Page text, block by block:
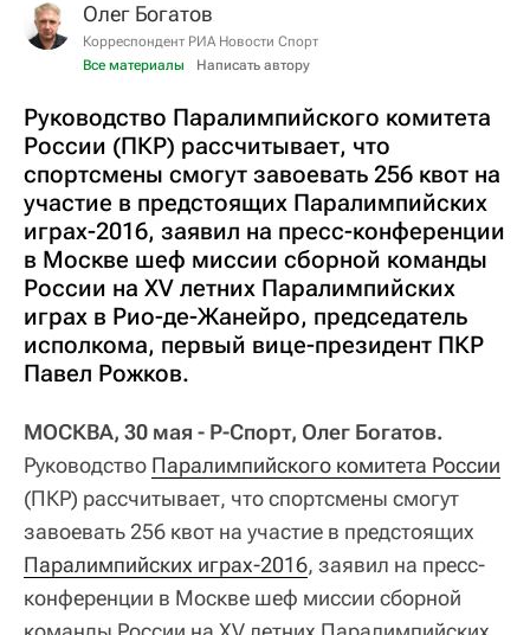
Олег Богатов
Корреспондент РИА Новости Спорт
Все материалы
Написать автору
Руководство Паралимпийского комитета
России (ПКР) рассчитывает, что
спортсмены смогут завоевать 256 квот на
участие в предстоящих Паралимпийских
играх-2016, заявил на пресс-конференции
в Москве шеф миссии сборной команды
России на XV летних Паралимпийских
играх в Рио-де-Жанейро, председатель
исполкома, первый вице-президент ПКР
Павел Рожков.
МОСКВА, 30 мая - Р-Спорт, Олег Богатов.
Руководство Паралимпийского комитета России
(ПКР) рассчитывает, что спортсмены смогут
завоевать 256 квот на участие в предстоящих
Паралимпийских играх-2016, заявил на пресс-
конференции в Москве шеф миссии сборной